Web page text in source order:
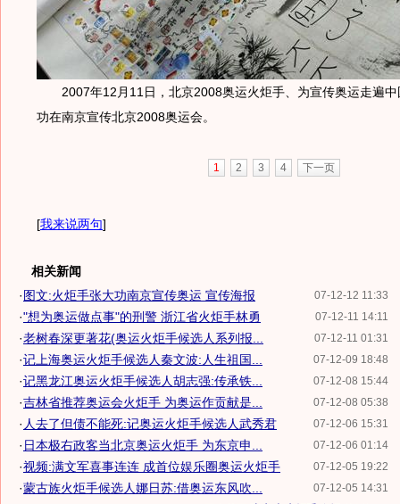
2007年12月11日，北京2008奥运火炬手、为宣传奥运走遍
功在南京宣传北京2008奥运会。
1 2 3 4 下一页
[我来说两句]
相关新闻
07-12-12 11:33
·图文:火炬手张大功南京宣传奥运 宣传海报
07-12-11 14:11
·"想为奥运做点事"的刑警 浙江省火炬手林勇
07-12-11 01:31
·老树春深更著花(奥运火炬手候选人系列报...
07-12-09 18:48
·记上海奥运火炬手候选人秦文波:人生祖国...
07-12-08 15:44
·记黑龙江奥运火炬手候选人胡志强:传承铁...
07-12-08 05:38
·吉林省推荐奥运会火炬手 为奥运作贡献是...
07-12-06 15:31
· 人去了但债不能死:记奥运火炬手候选人武秀君
07-12-06 01:14
· 日本极右政客当北京奥运火炬手 为东京申...
07-12-05 19:22
·视频:满文军喜事连连 成首位娱乐圈奥运火炬手
07-12-05 14:31
·蒙古族火炬手候选人娜日苏:借奥运东风吹...